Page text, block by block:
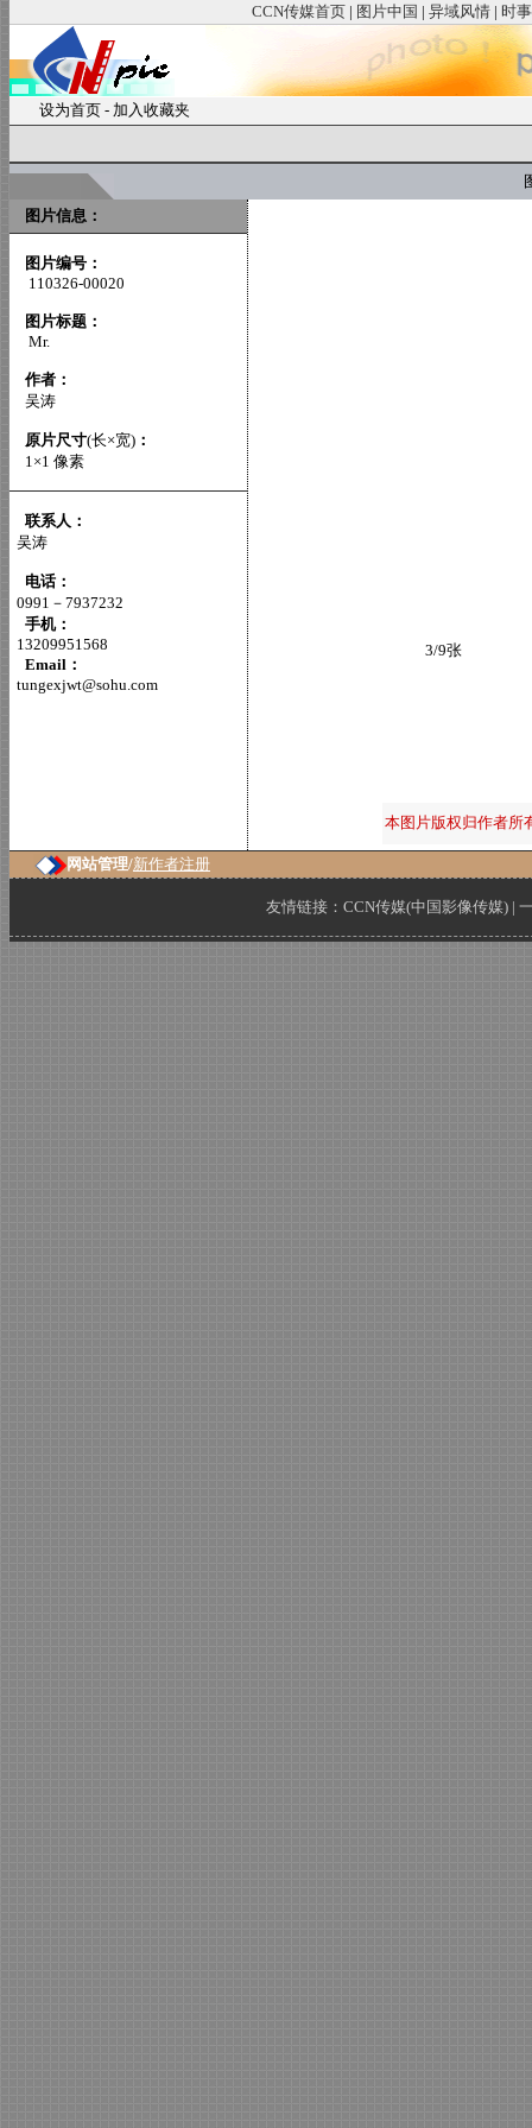
CCN传媒首页 | 图片中国 | 异域风情 | 时
设为首页 - 加入收藏夹
图片信息：
图片编号：
110326-00020
图片标题：
Mr.
作者：
吴涛
原片尺寸(长×宽) ：
1×1 像素
联系人：
吴涛
电话：
0991－7937232
手机：
13209951568
Email：
tungexjwt@sohu.com
3/9张
本图片版权归作者所
网站管理/新作者注册
友情链接： CCN传媒(中国影像传媒) |